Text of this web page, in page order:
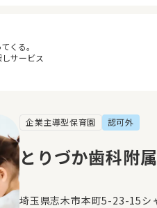
くる。
サービス
マイページ
閲覧履歴
お気に入り
企業主導型保育園 認可外
とりづか歯科附
埼玉県志木市本町5-23-15シ